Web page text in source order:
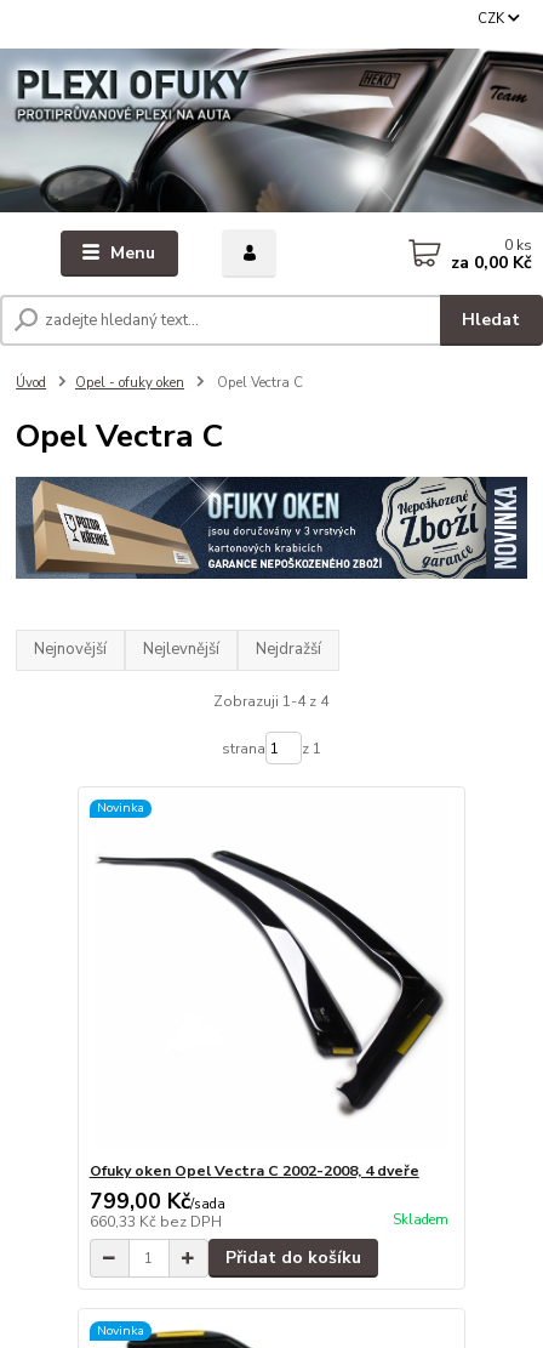
Menu
CZK
Hledat
0 ks
za 0,00 Kč
Úvod Opel - ofuky oken Opel Vectra C
Opel Vectra C
Nejnovější Nejlevnější Nejdražší
Zobrazuji 1-4 z 4
strana z 1
Novinka
Ofuky oken Opel Vectra C 2002-2008, 4 dveře
799,00 Kč/sada
660,33 Kč bez DPH Skladem
Přidat do košíku
Novinka